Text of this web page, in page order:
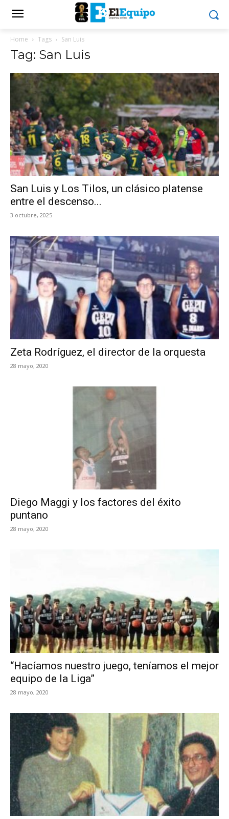
Home Tags San Luis
Tag: San Luis
San Luis y Los Tilos, un clásico platense
entre el descenso...
3 octubre, 2025
Zeta Rodríguez, el director de la orquesta
28 mayo, 2020
Diego Maggi y los factores del éxito
puntano
28 mayo, 2020
“Hacíamos nuestro juego, teníamos el mejor
equipo de la Liga”
28 mayo, 2020